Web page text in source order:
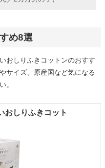
め8選
おしりふきコットンのおすす
サイズ、原産国など気になる
。
おしりふきコット